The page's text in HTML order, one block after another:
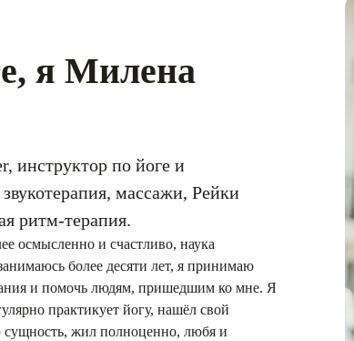
я Милена
инструктор по йоге и
массажи, Рейки
ритм-терапия.
осмысленно и счастливо, наука
более десяти лет, я принимаю
и помочь людям, пришедшим ко мне. Я
практикует йогу, нашёл свой
сущность, жил полноценно, любя и